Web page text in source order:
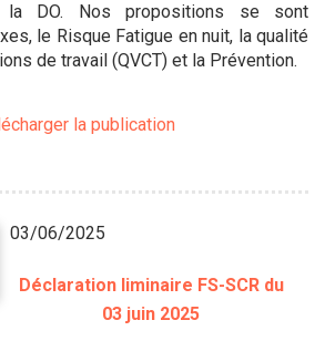
la DO. Nos propositions se sont
le Risque Fatigue en nuit, la qualité
de travail (QVCT) et la Prévention.
la publication
03/06/2025
Déclaration liminaire FS-SCR du
03 juin 2025